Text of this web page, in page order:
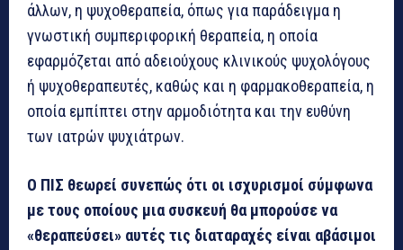
άλλων, η ψυχοθεραπεία, όπως για παράδειγμα η
γνωστική συμπεριφορική θεραπεία, η οποία
εφαρμόζεται από αδειούχους κλινικούς ψυχολόγους
ή ψυχοθεραπευτές, καθώς και η φαρμακοθεραπεία, η
οποία εμπίπτει στην αρμοδιότητα και την ευθύνη
των ιατρών ψυχιάτρων.
Ο ΠΙΣ θεωρεί συνεπώς ότι οι ισχυρισμοί σύμφωνα
με τους οποίους μια συσκευή θα μπορούσε να
«θεραπεύσει» αυτές τις διαταραχές είναι αβάσιμοι